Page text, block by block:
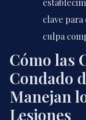
clave
culpa
Cómo las
Condado
Manejan
Lesiones